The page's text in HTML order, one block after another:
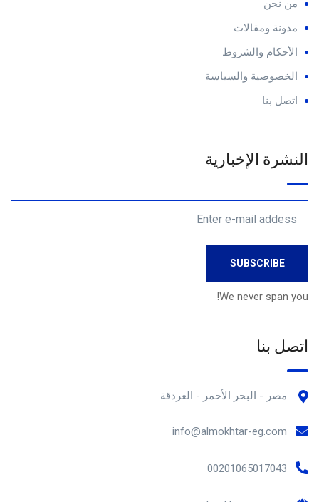
من نحن
مدونة ومقالات
الأحكام والشروط
الخصوصية والسياسة
اتصل بنا
النشرة الإخبارية
We never span you!
اتصل بنا
مصر - البحر الأحمر - الغردقة
info@almokhtar-eg.com
00201065017043